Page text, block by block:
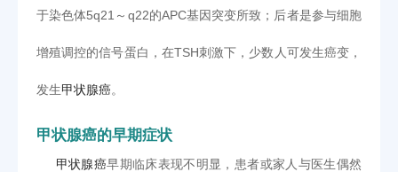
于染色体5q21～q22的APC基因突变所致；后者是参与细胞
增殖调控的信号蛋白，在TSH刺激下，少数人可发生癌变，
发生甲状腺癌。
甲状腺癌的早期症状
甲状腺癌早期临床表现不明显，患者或家人与医生偶然